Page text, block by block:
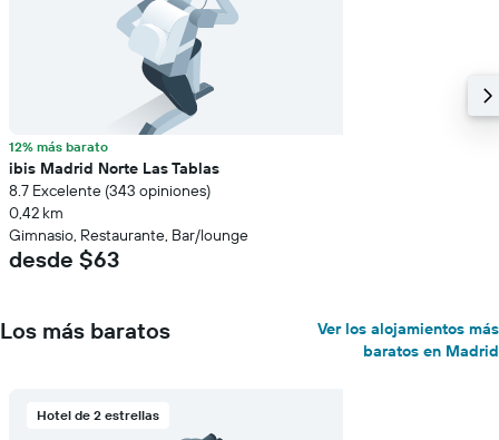
12% más barato
ibis Madrid Norte Las Tablas
8.7 Excelente (343 opiniones)
0,42 km
Gimnasio, Restaurante, Bar/lounge
desde $63
Los más baratos
Ver los alojamientos más
baratos en Madrid
Hotel de 2 estrellas